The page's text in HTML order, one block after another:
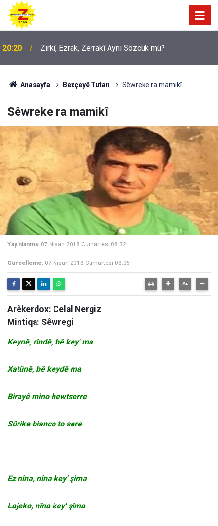
09:56 Ji Zilma Partîzanan Nimûneyeka Piçûk
Anasayfa Bexçeyê Tutan Sêwreke ra mamikî
Sêwreke ra mamikî
Yayınlanma: 07 Nisan 2018 Cumartesi 08:32
Güncelleme: 07 Nisan 2018 Cumartesi 08:36
Arêkerdox: Celal Nergiz
Mintiqa: Sêwregi
Keynê, rindê, bê key' ma
Xatûnê, bê keydê ma
Birayê mino hewtserre
Sûrike bianco to sere
Ez nîna, nîna key' şima
Lajeko, nîna key' şima